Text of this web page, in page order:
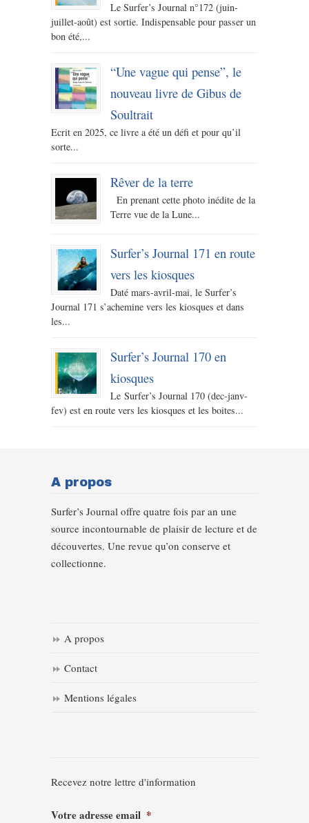
Le Surfer’s Journal n°172 (juin-
juillet-août) est sortie. Indispensable pour passer un
bon été,...
“Une vague qui pense”, le
nouveau livre de Gibus de
Soultrait
Ecrit en 2025, ce livre a été un défi et pour qu’il
sorte...
Rêver de la terre
En prenant cette photo inédite de la
Terre vue de la Lune...
Surfer’s Journal 171 en route
vers les kiosques
Daté mars-avril-mai, le Surfer’s
Journal 171 s’achemine vers les kiosques et dans
les...
Surfer’s Journal 170 en
kiosques
Le Surfer’s Journal 170 (dec-janv-
fev) est en route vers les kiosques et les boites...
A propos
Surfer’s Journal offre quatre fois par an une
source incontournable de plaisir de lecture et de
découvertes. Une revue qu’on conserve et
collectionne.
A propos
Contact
Mentions légales
Recevez notre lettre d'information
Votre adresse email *